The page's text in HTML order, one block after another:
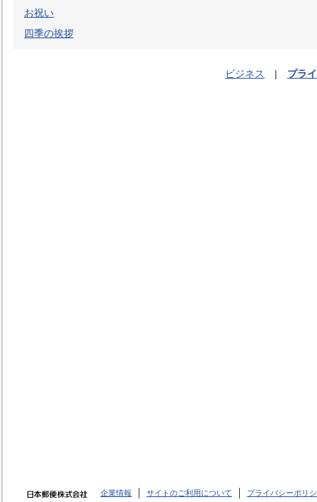
お祝い
四季の挨拶
ビジネス | プラ
企業情報 サイトのご利用について プライバシーポリ